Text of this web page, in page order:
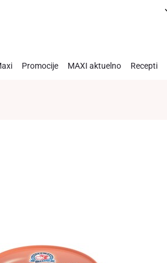
Promocije MAXI aktuelno Recepti